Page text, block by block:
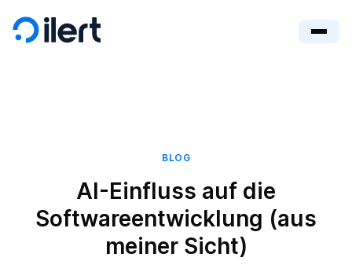
BLOG
AI-Einfluss auf die
Softwareentwicklung (aus
meiner Sicht)